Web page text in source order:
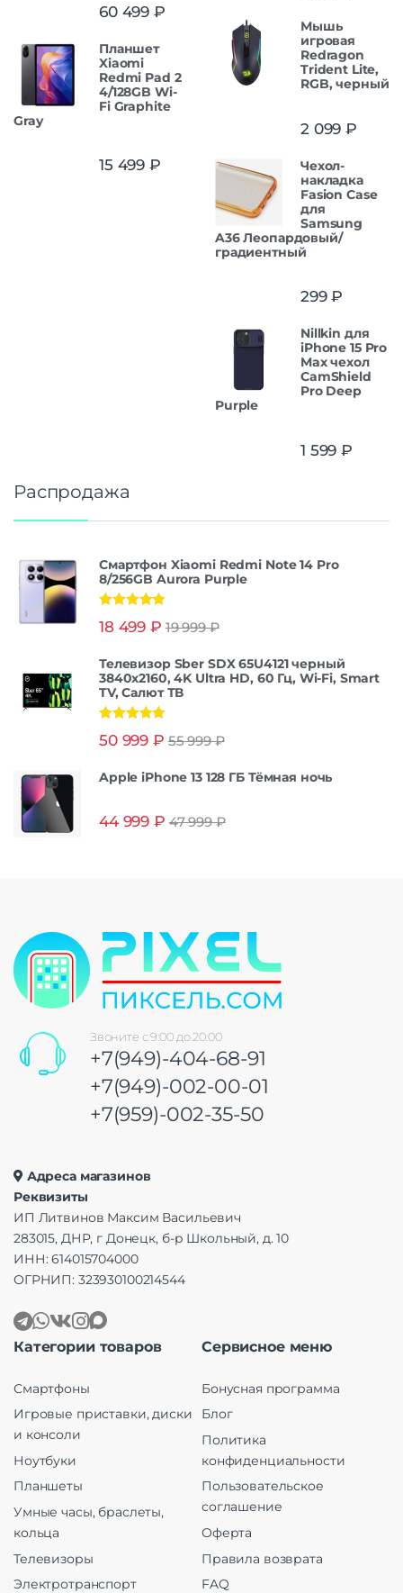
60 499 ₽
Планшет
Xiaomi
Redmi Pad 2
4/128GB Wi-
Fi Graphite
Gray
15 499 ₽
Мышь
игровая
Redragon
Trident Lite,
RGB, черный
2 099 ₽
Чехол-
накладка
Fasion Case
для
Samsung
A36 Леопардовый/
градиентный
299₽
Nillkin для
iPhone 15 Pro
Max чехол
CamShield
Pro Deep
Purple
1 599 ₽
Распродажа
Смартфон Xiaomi Redmi Note 14 Pro
8/256GB Aurora Purple
из 5
18 499 ₽ 19 999₽
Телевизор Sber SDX 65U4121 черный
3840x2160, 4K Ultra HD, 60 Гц, Wi-Fi, Smart
TV, Салют ТВ
из 5
50 999 ₽ 55 999₽
Apple iPhone 13 128 ГБ Тёмная ночь
44 999 ₽ 47 999₽
Звоните с 9:00 до 20:00
+7(949)-404-68-91
+7(949)-002-00-01
+7(959)-002-35-50
Адреса магазинов
Реквизиты
ИП Литвинов Максим Васильевич
283015, ДНР, г Донецк, б-р Школьный, д. 10
ИНН: 614015704000
ОГРНИП: 323930100214544
Категории товаров
Смартфоны
Игровые приставки, диски
и консоли
Ноутбуки
Планшеты
Умные часы, браслеты,
кольца
Телевизоры
Электротранспорт
Сервисное меню
Бонусная программа
Блог
Политика
конфиденциальности
Пользовательское
соглашение
Оферта
Правила возврата
FAQ